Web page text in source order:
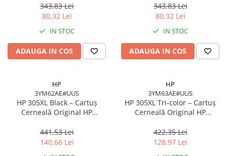
Blu-Ray, CD/DVD & Floppy Drives
Tastaturi cu Fir
Mouse, Trackballs & Presenters
Mouse cu Fir
Mouse Ergonimice
Mousepad
Cabluri & Adaptoare
pagini
343,83 Lei
80,32 Lei
IN STOC
ADAUGA IN COS
pagini
343,83 Lei
80,32 Lei
IN STOC
ADAUGA IN COS
HP
3YM62AE#UUS
HP 305XL Black – Cartuș
Cerneală Original HP
ml, 240 pagini
441,53 Lei
140,66 Lei
HP
3YM63AE#UUS
HP 305XL Tri‑color – Cartuș
Cerneală Original HP
ml, 200 pagini
422,35 Lei
128,97 Lei